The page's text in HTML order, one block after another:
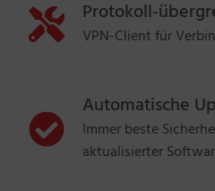
Protokoll-
VPN-Client für
Automatische
Immer beste
aktualisierter